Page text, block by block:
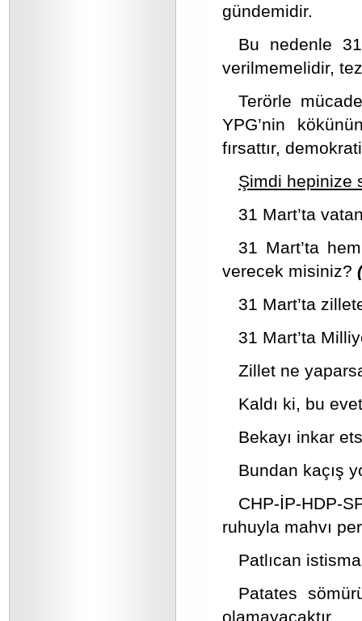
gündemidir.
Bu nedenle
verilmemelidir,
Terörle
YPG’nin
fırsattır,
Şimdi hepinize
31 Mart’ta
31 Mart’ta
verecek misiniz?
31 Mart’ta
31 Mart’ta
Zillet ne
Kaldı ki, bu
Bekayı inkar
Bundan kaçış
CHP-İP-
ruhuyla mahvı
Patlıcan
Patates
olamayacaktır.